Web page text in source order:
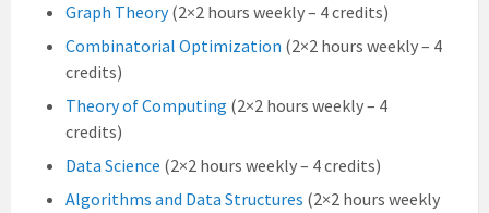
Graph Theory(2×2 hours weekly – 4 credits)
Combinatorial Optimization (2×2 hours weekly – 4
credits)
Theory of Computing (2×2 hours weekly – 4
credits)
Data Science (2×2 hours weekly – 4 credits)
Algorithms and Data Structures (2×2 hours weekly